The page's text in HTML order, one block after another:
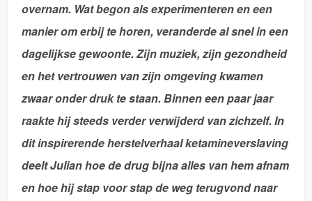
overnam. Wat begon als experimenteren en een
manier om erbij te horen, veranderde al snel in een
dagelijkse gewoonte. Zijn muziek, zijn gezondheid
en het vertrouwen van zijn omgeving kwamen
zwaar onder druk te staan. Binnen een paar jaar
raakte hij steeds verder verwijderd van zichzelf. In
dit inspirerendeherstelverhaal ketamineverslaving
deelt Julian hoe de drug bijna alles van hem afnam
en hoe hij stap voor stap de weg terugvond naar